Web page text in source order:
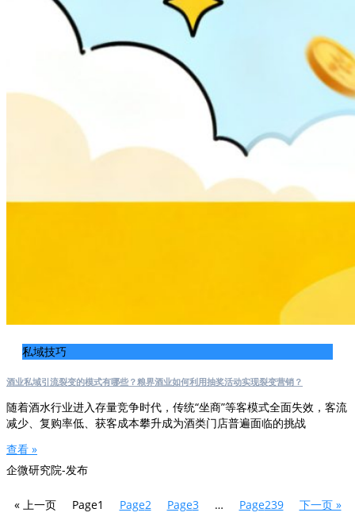
私域技巧
酒业私域引流裂变的模式有哪些？粮界酒业如何利用抽奖活动实现裂变营销？
随着酒水行业进入存量竞争时代，传统“坐商”等客模式全面失效，客流
减少、复购率低、获客成本攀升成为酒类门店普遍面临的挑战
查看 »
企微研究院-发布
« 上一页 Page1 Page2 Page3 … Page239 下一页 »